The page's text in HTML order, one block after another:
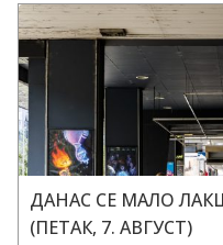
ДАНАС СЕ МАЛО
(ПЕТАК, 7. АВГУСТ)